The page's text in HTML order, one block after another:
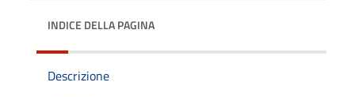
INDICE DELLA PAGINA
Descrizione